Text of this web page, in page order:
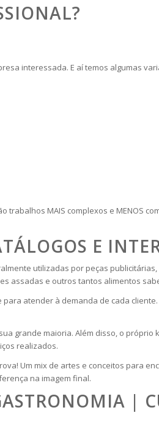
interessada. E aí temos algumas
trabalhos MAIS complexos e MENOS
E
utilizadas por peças
assadas e outros tantos alimentos
atender à demanda de cada
grande maioria. Além disso, o próprio
realizados.
Um mix de artes e conceitos para
na imagem final.
|